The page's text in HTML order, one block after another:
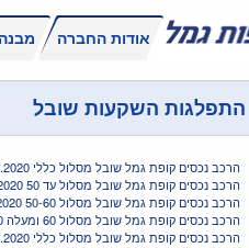
אודות החברה
התפלגות השקעות שובל
הרכב נכסים קופת גמל שובל מסלול כללי 12.2020
הרכב נכסים קופת גמל שובל מסלול עד 50 12.2020
הרכב נכסים קופת גמל שובל מסלול 50-60 12.2020
הרכב נכסים קופת גמל שובל מסלול 60 ומעלה 12.2020
הרכב נכסים קופת גמל שובל מסלול כללי 11.2020